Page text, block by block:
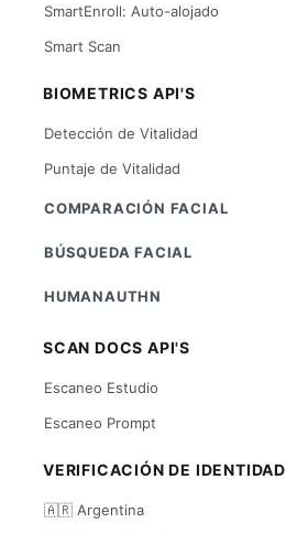
SmartEnroll: Auto-alojado
Smart Scan
BIOMETRICS API'S
Detección de Vitalidad
Puntaje de Vitalidad
COMPARACIÓN FACIAL
BÚSQUEDA FACIAL
HUMANAUTHN
SCAN DOCS API'S
Escaneo Estudio
Escaneo Prompt
VERIFICACIÓN DE IDENTIDAD
🇦🇷 Argentina